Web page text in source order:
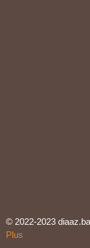
© 2022-2023
Plus